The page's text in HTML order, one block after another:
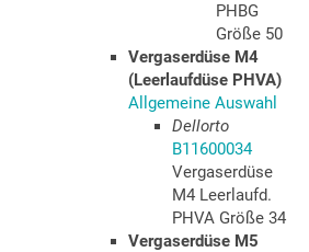
PHBG
Größe 50
Vergaserdüse M4
(Leerlaufdüse PHVA)
Allgemeine Auswahl
Dellorto
B11600034
Vergaserdüse
M4 Leerlaufd.
PHVA Größe 34
Vergaserdüse M5